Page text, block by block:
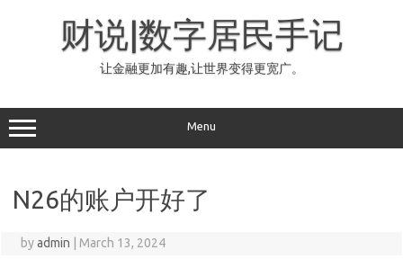
财说|数字居民手记
让金融更加有趣,让世界变得更宽广。
Menu
N26的账户开好了
byadmin March 13, 2024